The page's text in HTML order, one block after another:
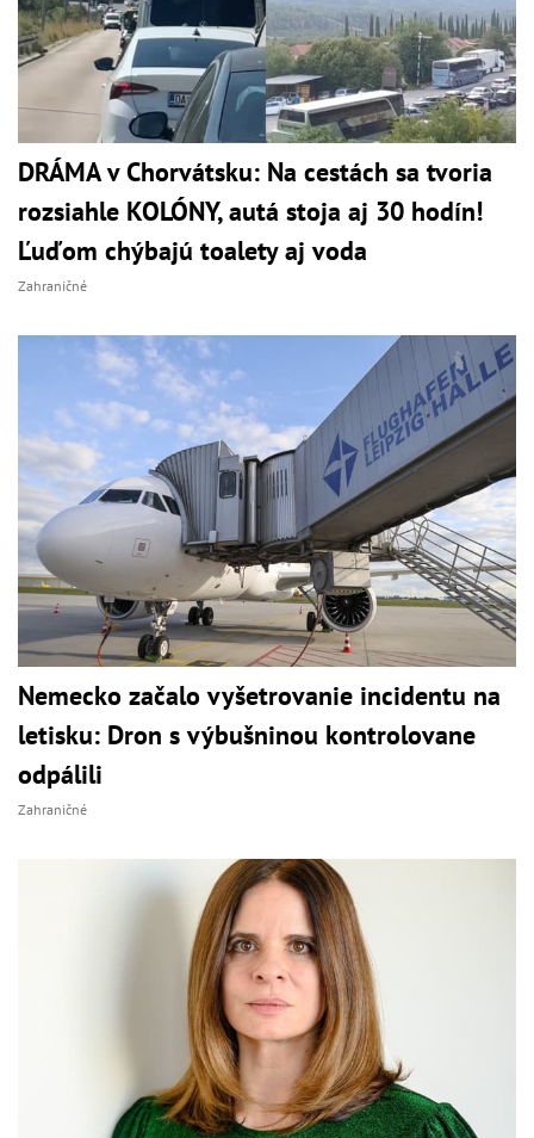
DRÁMA v Chorvátsku: Na cestách sa tvoria
rozsiahle KOLÓNY, autá stoja aj 30 hodín!
Ľuďom chýbajú toalety aj voda
Zahraničné
Nemecko začalo vyšetrovanie incidentu na
letisku: Dron s výbušninou kontrolovane
odpálili
Zahraničné